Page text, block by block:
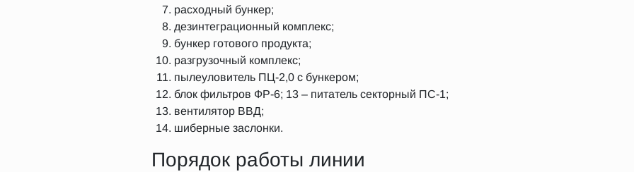
расходный бункер;
дезинтеграционный комплекс;
бункер готового продукта;
разгрузочный комплекс;
пылеуловитель ПЦ-2,0 с бункером;
блок фильтров ФР-6; 13 – питатель секторный ПС-1;
вентилятор ВВД;
шиберные заслонки.
Порядок работы линии